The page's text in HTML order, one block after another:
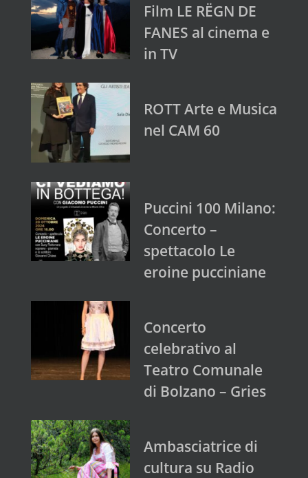
Film LE RËGN DE
FANES al cinema e
in TV
ROTT Arte e Musica
nel CAM 60
Puccini 100 Milano:
Concerto –
spettacolo Le
eroine pucciniane
Concerto
celebrativo al
Teatro Comunale
di Bolzano – Gries
Ambasciatrice di
cultura su Radio